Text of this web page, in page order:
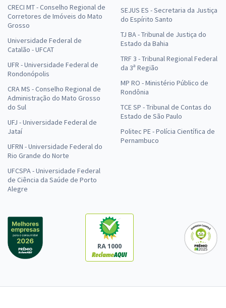
CRECI MT - Conselho Regional de
Corretores de Imóveis do Mato
Grosso
Universidade Federal de
Catalão - UFCAT
UFR - Universidade Federal de
Rondonópolis
CRA MS - Conselho Regional de
Administração do Mato Grosso
do Sul
UFJ - Universidade Federal de
Jataí
UFRN - Universidade Federal do
Rio Grande do Norte
UFCSPA - Universidade Federal
de Ciência da Saúde de Porto
Alegre
SEJUS ES - Secretaria da Justiça
do Espírito Santo
TJ BA - Tribunal de Justiça do
Estado da Bahia
TRF 3 - Tribunal Regional Federal
da 3ª Região
MP RO - Ministério Público de
Rondônia
TCE SP - Tribunal de Contas do
Estado de São Paulo
Politec PE - Polícia Científica de
Pernambuco
RA 1000